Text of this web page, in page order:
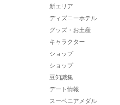
新エリア
ディズニーホテル
グッズ・お土産
キャラクター
ショップ
ショップ
豆知識集
デート情報
スーベニアメダル